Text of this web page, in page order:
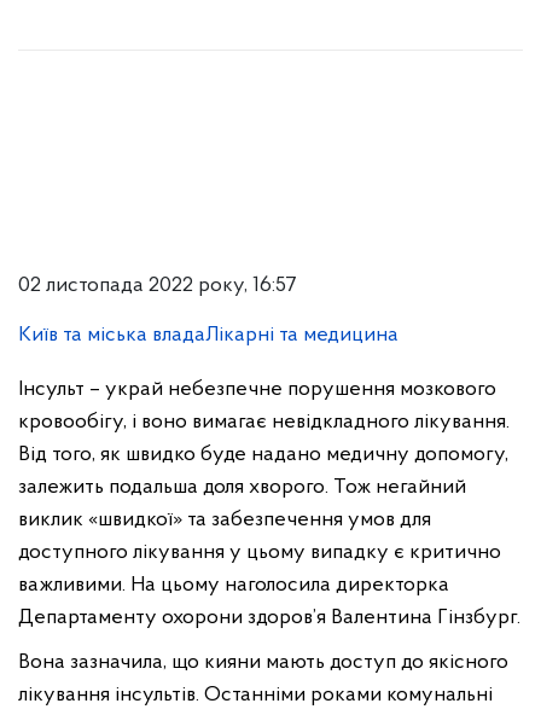
02 листопада 2022 року, 16:57
Київ та міська владаЛікарні та медицина
Інсульт – украй небезпечне порушення мозкового
кровообігу, і воно вимагає невідкладного лікування.
Від того, як швидко буде надано медичну допомогу,
залежить подальша доля хворого. Тож негайний
виклик «швидкої» та забезпечення умов для
доступного лікування у цьому випадку є критично
важливими. На цьому наголосила директорка
Департаменту охорони здоров’я Валентина Гінзбург.
Вона зазначила, що кияни мають доступ до якісного
лікування інсультів. Останніми роками комунальні